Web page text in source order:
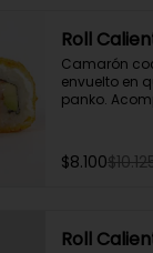
Roll
Camarón
envuelto en
panko.
$8.100
Roll